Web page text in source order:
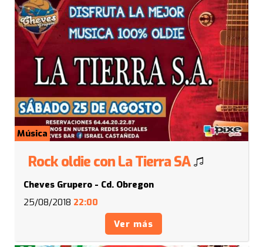
Música
Rock oldie con La Tierra SA
Cheves Grupero - Cd. Obregon
25/08/2018 22:00
Ver más